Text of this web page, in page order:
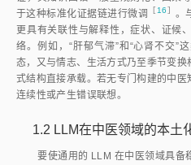
于这种标准化证据链进行微调 ［ 16］ 。
更具有关联性与解释性，症状、证候
络。例如，“肝郁气滞”和“心肾不交”
态，又与情志、生活方式乃至季节变
式结构直接承载。若无专门构建的中
连续性或产生错误联想。
1.2 LLM在中医领域的本土
要使通用的 LLM 在中医领域具备